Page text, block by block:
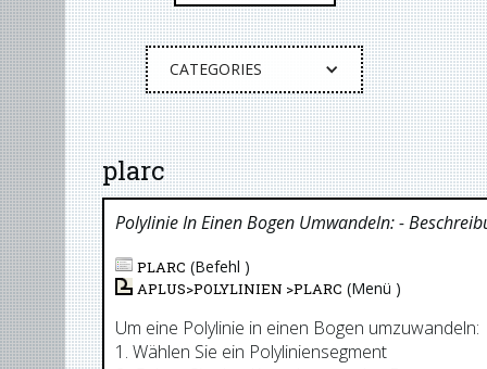
CATEGORIES
plarc
Polylinie In Einen Bogen Umwandeln:-
PLARC (Befehl )
APLUS>POLYLINIEN >PLARC (Menü )
Um eine Polylinie in einen Bogen umzuwandeln:
1. Wählen Sie ein Polyliniensegment